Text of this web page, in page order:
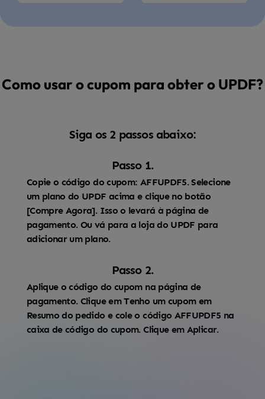
Como usar o cupom para obter o UPDF?
Siga os 2 passos abaixo:
Passo 1.
Copie o código do cupom: AFFUPDF5. Selecione
um plano do UPDF acima e clique no botão
[Compre Agora]. Isso o levará à página de
pagamento. Ou vá para a loja do UPDF para
adicionar um plano.
Passo 2.
Aplique o código do cupom na página de
pagamento. Clique em Tenho um cupom em
Resumo do pedido e cole o código AFFUPDF5 na
caixa de código do cupom. Clique em Aplicar.